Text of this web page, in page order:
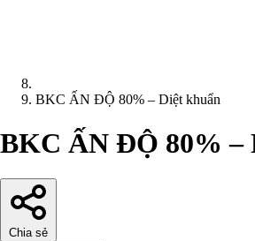
BKC ẤN ĐỘ 80% – Diệt khuẩn
BKC ẤN ĐỘ 80% –
Chia sẻ